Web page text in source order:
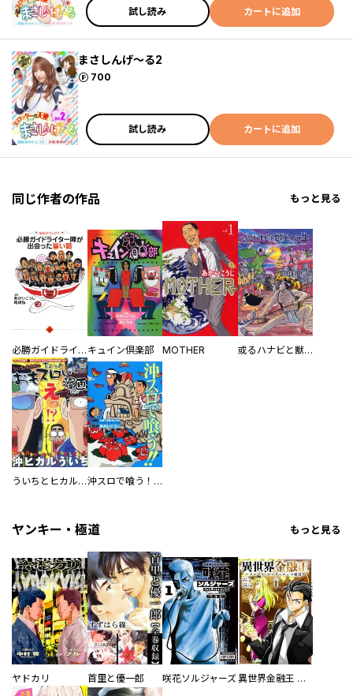
試し読み カートに追加
まさしんげ～る2
700
ポイント
試し読み カートに追加
同じ作者の作品 もっと見る
必勝ガイドライター陣が出会った旨い話 キュイン倶楽部 MOTHER 或るハナビと獣王の一生
ういちとヒカルのちょっとおもスロい漫画 沖スロで喰う！！
ヤンキー・極道 もっと見る
ヤドカリ 首里と優一郎 咲花ソルジャーズ 異世界金融王 ～クローネ・ゴルディオンの覇道～